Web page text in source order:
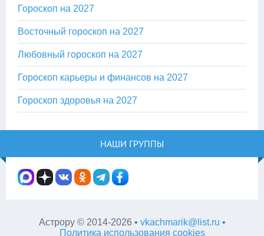
Гороскоп на 2027
Восточный гороскоп на 2027
Любовный гороскоп на 2027
Гороскоп карьеры и финансов на 2027
Гороскоп здоровья на 2027
НАШИ ГРУППЫ
Астрору ©2014-2026 • vkachmarik@list.ru •
Политика использования cookies